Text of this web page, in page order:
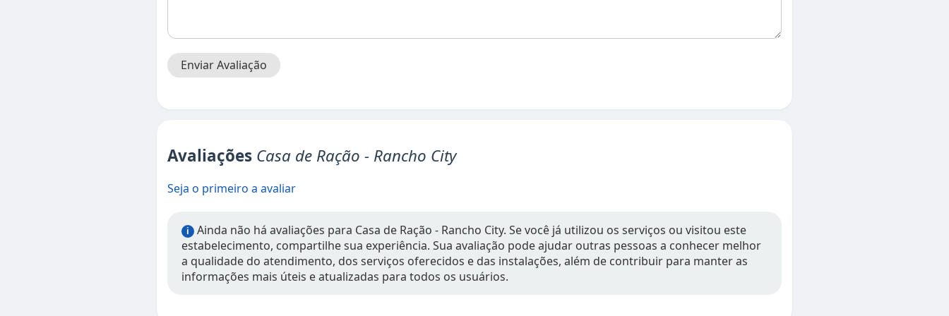
Enviar Avaliação
Avaliações Casa de Ração - Rancho City
Seja o primeiro a avaliar
i
Ainda não há avaliações para Casa de Ração - Rancho City. Se você já utilizou os serviços ou visitou este
estabelecimento, compartilhe sua experiência. Sua avaliação pode ajudar outras pessoas a conhecer melhor
a qualidade do atendimento, dos serviços oferecidos e das instalações, além de contribuir para manter as
informações mais úteis e atualizadas para todos os usuários.